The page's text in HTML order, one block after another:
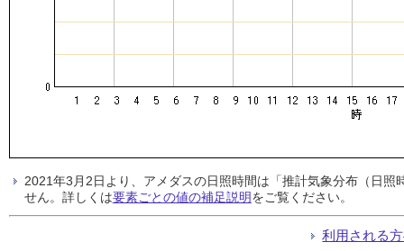
2021年3月2日より、アメダスの日照時間は「推計気象分布（日
せん。詳しくは要素ごとの値の補足説明をご覧ください。
利用される